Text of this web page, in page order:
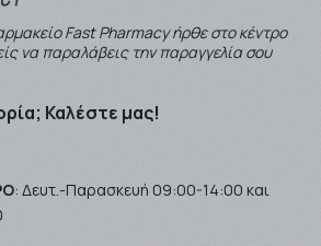
Fast Pharmacy ήρθε στο κέντρο
να παραλάβεις την παραγγελία σου
Καλέστε μας!
: Δευτ.-Παρασκευή 09:00-14:00 και